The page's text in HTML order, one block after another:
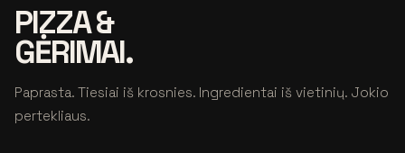
PIZZA &
GĖRIMAI.
Paprasta. Tiesiai iš krosnies. Ingredientai iš vietinių. Jokio
pertekliaus.